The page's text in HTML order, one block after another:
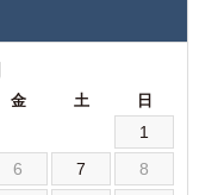
金 土 日
1
6 7
8